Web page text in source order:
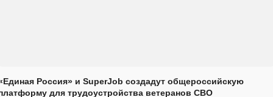
Россия» и SuperJob создадут общероссийскую
для трудоустройства ветеранов СВО